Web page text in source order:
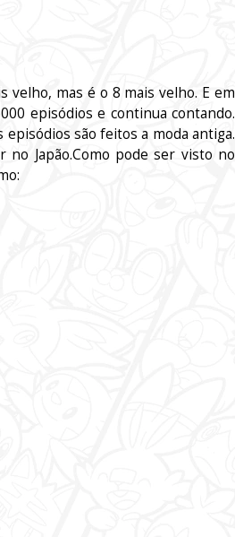
velho, mas é o 8 mais velho. E em
episódios e continua contando.
episódios são feitos a moda antiga.
Japão.Como pode ser visto no